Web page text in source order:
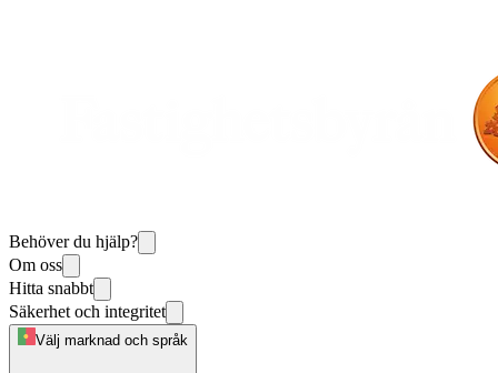
Behöver du hjälp?
Om oss
Hitta snabbt
Säkerhet och integritet
Välj marknad och språk